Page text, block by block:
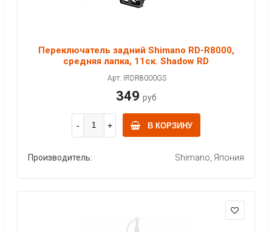
Переключатель задний Shimano RD-R8000,
средняя лапка, 11ск. Shadow RD
Арт: IRDR8000GS
349 руб
В КОРЗИНУ
Производитель: Shimano, Япония